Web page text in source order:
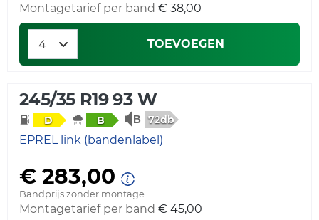
Montagetarief per band € 38,00
TOEVOEGEN
245/35 R19 93 W
D B 72db
EPREL link (bandenlabel)
€ 283,00
Bandprijs zonder montage
Montagetarief per band € 45,00